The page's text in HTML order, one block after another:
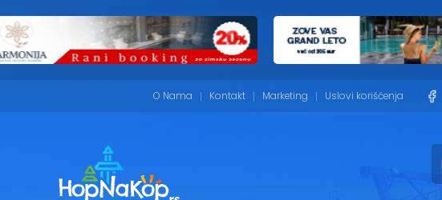
O Nama Kontakt Marketing Uslovi korišćenja